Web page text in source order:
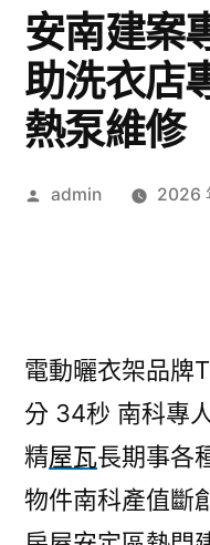
安南建案
助洗衣店
熱泵維修
作
admin 2026
電動曬衣架品牌
分 34秒 南科專
精屋瓦長期事各
物件南科產值斷